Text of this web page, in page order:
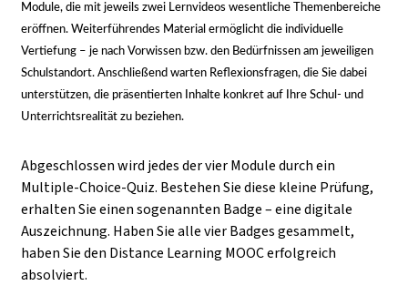
Module, die mit jeweils zwei Lernvideos wesentliche Themenbereiche
eröffnen. Weiterführendes Material ermöglicht die individuelle
Vertiefung – je nach Vorwissen bzw. den Bedürfnissen am jeweiligen
Schulstandort. Anschließend warten Reflexionsfragen, die Sie dabei
unterstützen, die präsentierten Inhalte konkret auf Ihre Schul- und
Unterrichtsrealität zu beziehen.
Abgeschlossen wird jedes der vier Module durch ein
Multiple-Choice-Quiz. Bestehen Sie diese kleine Prüfung,
erhalten Sie einen sogenannten Badge–eine digitale
Auszeichnung. Haben Sie alle vier Badges gesammelt,
haben Sie den Distance Learning MOOC erfolgreich
absolviert.